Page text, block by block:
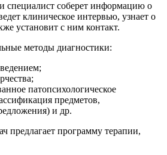
специалист соберет информацию о
клиническое интервью, узнает о
установит с ним контакт.
методы диагностики:
патопсихологическое
предметов,
и др.
предлагает программу терапии,